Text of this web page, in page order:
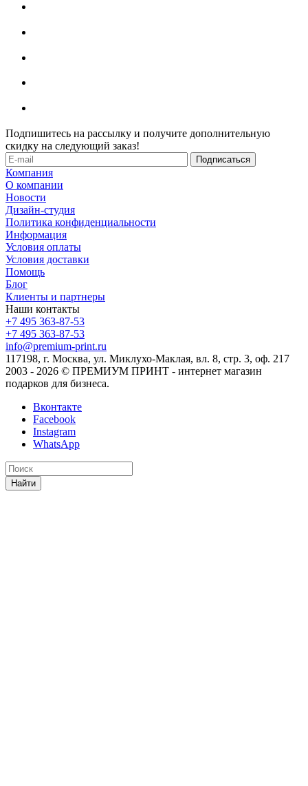
Подпишитесь на рассылку и получите дополнительную
скидку на следующий заказ!
Компания
О компании
Новости
Дизайн-студия
Политика конфиденциальности
Информация
Условия оплаты
Условия доставки
Помощь
Блог
Клиенты и партнеры
Наши контакты
+7 495 363-87-53
+7 495 363-87-53
info@premium-print.ru
117198, г. Москва, ул. Миклухо-Маклая, вл. 8, стр. 3, оф. 217
2003 - 2026 © ПРЕМИУМ ПРИНТ - интернет магазин
подарков для бизнеса.
Вконтакте
Facebook
Instagram
WhatsApp
Найти